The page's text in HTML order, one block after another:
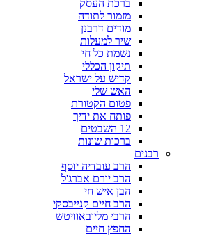
ברכת העסק
מזמור לתודה
מודים דרבנן
שיר למעלות
נשמת כל חי
תיקון הכללי
קדיש על ישראל
האש שלי
פטום הקטורת
פותח את ידיך
12 השבטים
ברכות שונות
רבנים
הרב עובדיה יוסף
הרב יורם אברג'ל
הבן איש חי
הרב חיים קנייבסקי
הרבי מליובאוויטש
החפץ חיים